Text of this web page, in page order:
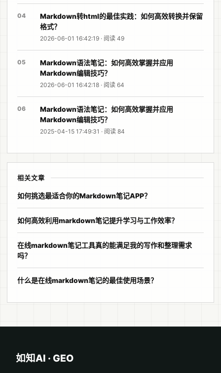
04
Markdown转html的最佳实践：如何高效转换并保留
格式？
2026-06-01 16:42:19 · 阅读 49
05
Markdown语法笔记：如何高效掌握并应用
Markdown编辑技巧？
2026-06-01 16:42:18 · 阅读 64
06
Markdown语法笔记：如何高效掌握并应用
Markdown编辑技巧？
2025-04-15 17:49:31 · 阅读 84
相关文章
如何挑选最适合你的Markdown笔记APP？
如何高效利用markdown笔记提升学习与工作效率？
在线markdown笔记工具真的能满足我的写作和整理需求
吗？
什么是在线markdown笔记的最佳使用场景？
如知AI · GEO